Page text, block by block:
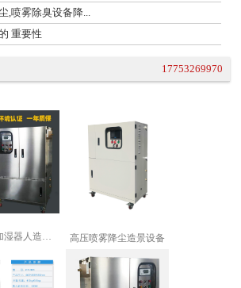
,喷雾除臭设备降...
重要性
17753269970
高压喷雾降尘造景设备